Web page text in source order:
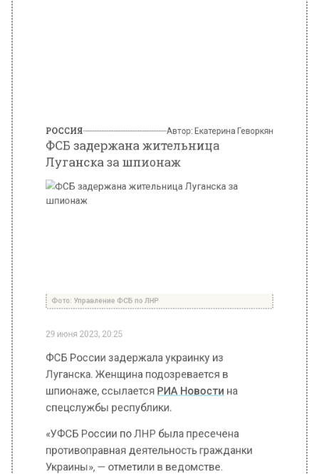
Луганска. Женщина подозревается в
спецслужбы республики.
«УФСБ России по ЛНР была пресечена
противоправная деятельность гражданки
Украины», — отметили в ведомстве.
С октября прошлого года подозреваемая
передавала Киеву собранные данные о